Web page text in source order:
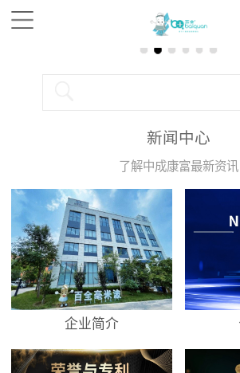
新闻中心
了解中成康富最新资讯
企业简介